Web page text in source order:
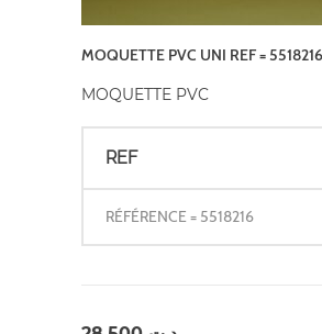
MOQUETTE PVC UNI REF =
MOQUETTE PVC
REF
RÉFÉRENCE = 5518216